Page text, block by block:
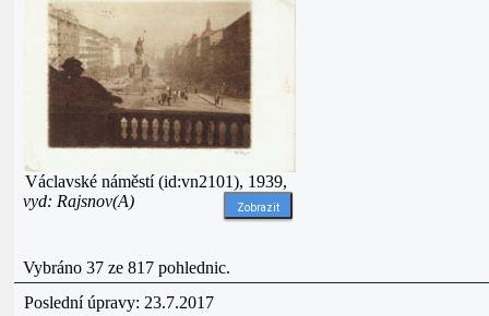
Václavské náměstí (id:vn2101), 1939,
vyd: Rajsnov(A)
Zobrazit
Vybráno 37 ze 817 pohlednic.
Poslední úpravy: 23.7.2017